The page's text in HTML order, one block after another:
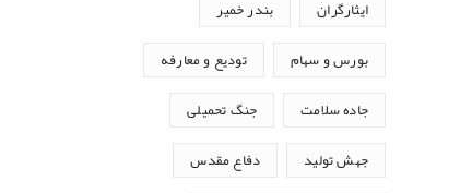
ایثارگران بندر خمیر
بورس و سهام تودیع و معارفه
جاده سلامت جنگ تحمیلی
جهش تولید دفاع مقدس